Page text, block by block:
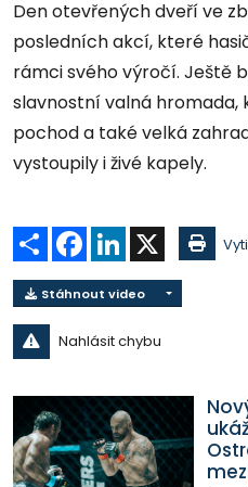
Den otevřených dveří ve
posledních akcí, které
rámci svého výročí. Ještě
slavnostní valná hromada,
pochod a také velká
vystoupily i živé kapely.
Sdílet Facebook
LinkedIn
Stáhnout video
Nahlásit chybu